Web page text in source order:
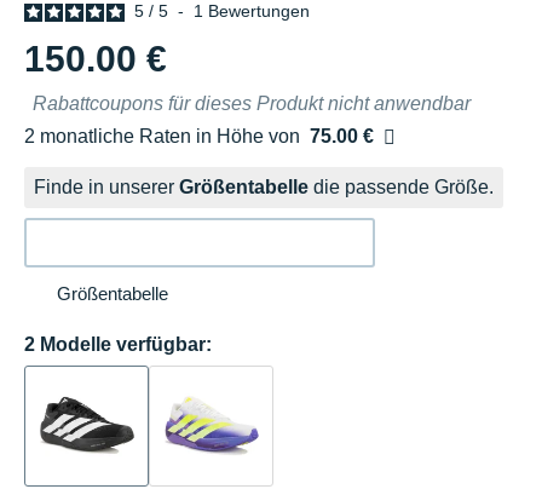
5 / 5 - 1 Bewertungen
150.00 €
Rabattcoupons für dieses Produkt nicht anwendbar
2 monatliche Raten in Höhe von 75.00 €
Ohne Zusatzkosten
Finde in unserer Größentabelle die passende Größe.
Größentabelle
2 Modelle verfügbar: